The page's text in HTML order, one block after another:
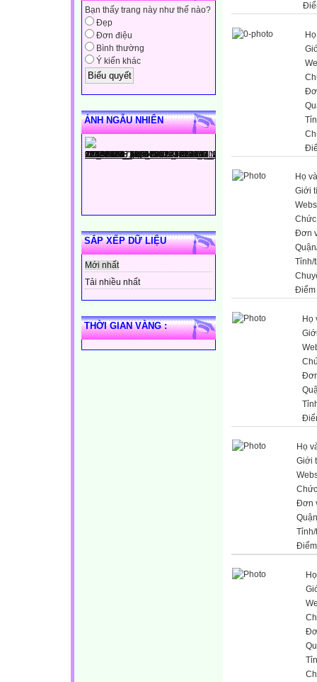
Bạn thấy trang này như thế nào?
Đẹp
Đơn điệu
Bình thường
Ý kiến khác
ẢNH NGẪU NHIÊN
SẮP XẾP DỮ LIỆU
Mới nhất
Tải nhiều nhất
THỜI GIAN VÀNG :
Họ
Giới
Đơn
Tỉnh/
Điểm
Họ
Họ
Giới
Đơn